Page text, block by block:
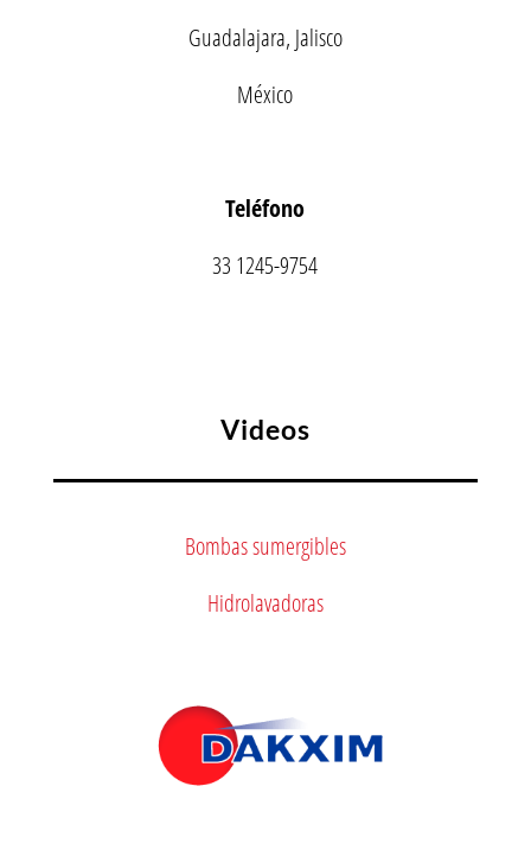
Guadalajara, Jalisco
México
Teléfono
33 1245-9754
Videos
Bombas sumergibles
Hidrolavadoras